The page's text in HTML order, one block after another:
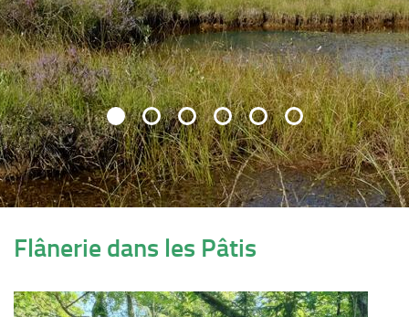
Flânerie dans les Pâtis